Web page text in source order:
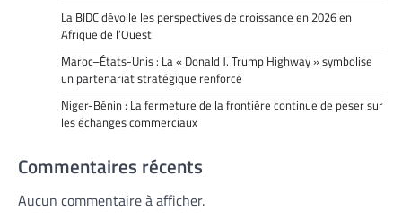
La BIDC dévoile les perspectives de croissance en 2026 en
Afrique de l’Ouest
Maroc–États-Unis : La « Donald J. Trump Highway » symbolise
un partenariat stratégique renforcé
Niger-Bénin : La fermeture de la frontière continue de peser sur
les échanges commerciaux
Commentaires récents
Aucun commentaire à afficher.